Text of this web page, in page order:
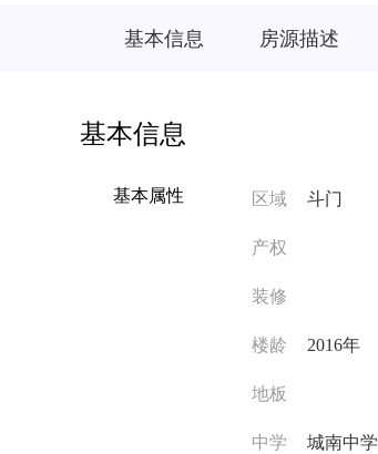
基本信息 房源描述
基本信息
基本属性 区域 斗门
产权
装修
楼龄 2016年
地板
中学 城南中学